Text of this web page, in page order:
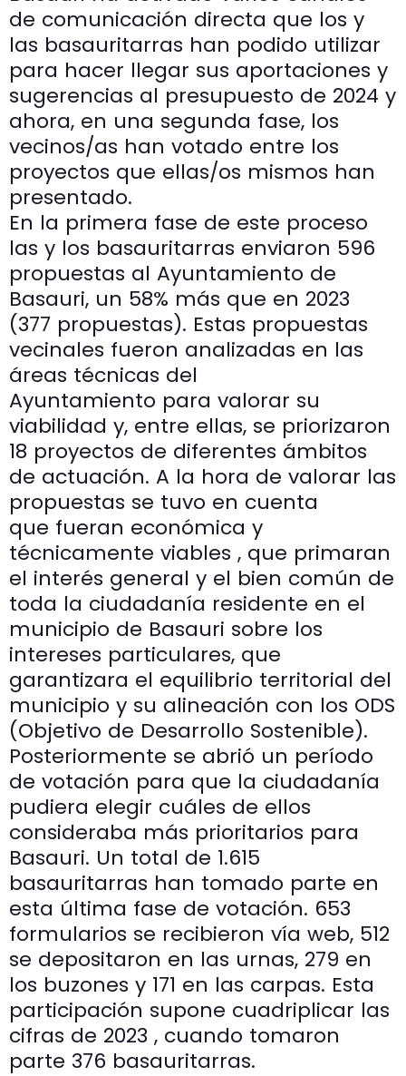
de comunicación directa que los y
las basauritarras han podido utilizar
para hacer llegar sus aportaciones y
sugerencias al presupuesto de 2024 y
ahora, en una segunda fase, los
vecinos/as han votado entre los
proyectos que ellas/os mismos han
presentado.
En la primera fase de este proceso
las y los basauritarras enviaron 596
propuestas al Ayuntamiento de
Basauri, un 58% más que en 2023
(377 propuestas). Estas propuestas
vecinales fueron analizadas en las
áreas técnicas del
Ayuntamiento para valorar su
viabilidad y, entre ellas, se priorizaron
18 proyectos de diferentes ámbitos
de actuación. A la hora de valorar las
propuestas se tuvo en cuenta
que fueran económica y
técnicamente viables , que primaran
el interés general y el bien común de
toda la ciudadanía residente en el
municipio de Basauri sobre los
intereses particulares, que
garantizara el equilibrio territorial del
municipio y su alineación con los ODS
(Objetivo de Desarrollo Sostenible).
Posteriormente se abrió un período
de votación para que la ciudadanía
pudiera elegir cuáles de ellos
consideraba más prioritarios para
Basauri. Un total de 1.615
basauritarras han tomado parte en
esta última fase de votación. 653
formularios se recibieron vía web, 512
se depositaron en las urnas, 279 en
los buzones y 171 en las carpas. Esta
participación supone cuadriplicar las
cifras de 2023 , cuando tomaron
parte 376 basauritarras.